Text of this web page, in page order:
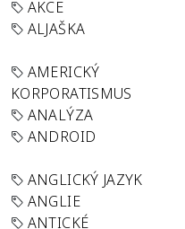
AKCE
ALJAŠKA
AMERICKÝ
KORPORATISMUS
ANALÝZA
ANDROID
ANGLICKÝ JAZYK
ANGLIE
ANTICKÉ